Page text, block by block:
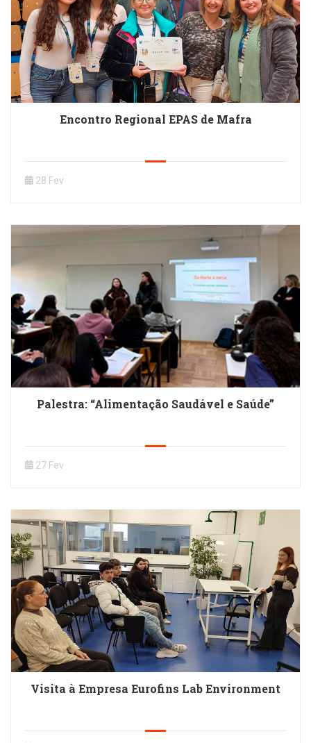
Encontro Regional EPAS de Mafra
28 Fev
Palestra: “Alimentação Saudável e Saúde”
27 Fev
Visita à Empresa Eurofins Lab Environment